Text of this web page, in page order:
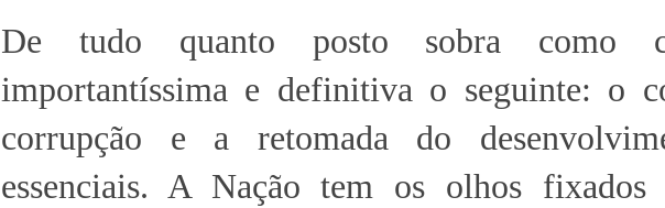
De tudo quanto posto sobra como
importantíssima e definitiva o seguinte: o
corrupção e a retomada do
essenciais. A Nação tem os olhos fixados